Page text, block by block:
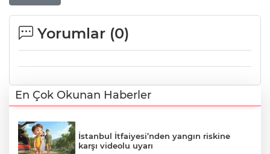
Yorumlar (0)
En Çok Okunan Haberler
İstanbul İtfaiyesi’nden yangın riskine
karşı videolu uyarı